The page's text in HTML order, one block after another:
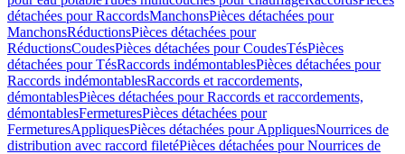
détachées pour RaccordsManchonsPièces détachées pour
ManchonsRéductionsPièces détachées pour
RéductionsCoudesPièces détachées pour CoudesTésPièces
détachées pour TésRaccords indémontablesPièces détachées pour
Raccords indémontablesRaccords et raccordements,
démontablesPièces détachées pour Raccords et raccordements,
démontablesFermeturesPièces détachées pour
FermeturesAppliquesPièces détachées pour AppliquesNourrices de
distribution avec raccord filetéPièces détachées pour Nourrices de